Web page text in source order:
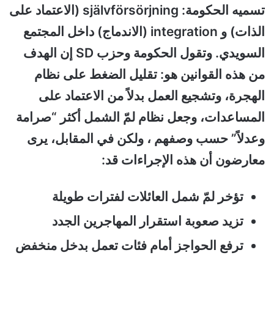
تسميه الحكومة: självförsörjning (الاعتماد على
الذات) و integration (الاندماج) داخل المجتمع
السويدي. وتقول الحكومة وحزب SD إن الهدف
من هذه القوانين هو: تقليل الضغط على نظام
الهجرة، وتشجيع العمل بدلاً من الاعتماد على
المساعدات، وجعل نظام لمّ الشمل أكثر “صرامة
وعدلاً” حسب وصفهم ، ولكن في المقابل، يرى
معارضون أن هذه الإجراءات قد:
تؤخر لمّ شمل العائلات لفترات طويلة
تزيد صعوبة استقرار المهاجرين الجدد
ترفع الحواجز أمام فئات تعمل بدخل منخفض